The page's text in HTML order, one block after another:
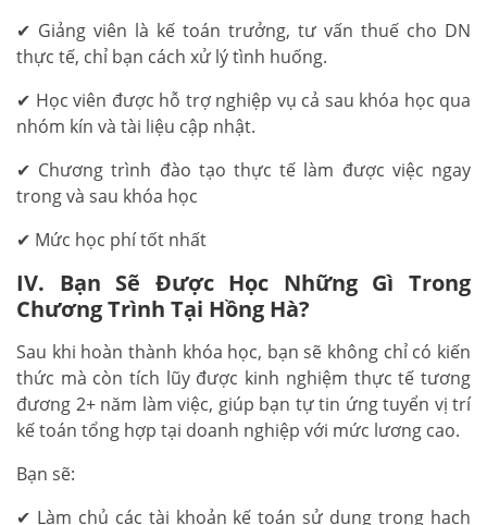
✔ Giảng viên là kế toán trưởng, tư vấn thuế cho DN
thực tế, chỉ bạn cách xử lý tình huống.
✔ Học viên được hỗ trợ nghiệp vụ cả sau khóa học qua
nhóm kín và tài liệu cập nhật.
✔ Chương trình đào tạo thực tế làm được việc ngay
trong và sau khóa học
✔ Mức học phí tốt nhất
IV. Bạn Sẽ Được Học Những Gì Trong
Chương Trình Tại Hồng Hà?
Sau khi hoàn thành khóa học, bạn sẽ không chỉ có kiến
thức mà còn tích lũy được kinh nghiệm thực tế tương
đương 2+ năm làm việc, giúp bạn tự tin ứng tuyển vị trí
kế toán tổng hợp tại doanh nghiệp với mức lương cao.
Bạn sẽ:
✔ Làm chủ các tài khoản kế toán sử dụng trong hạch